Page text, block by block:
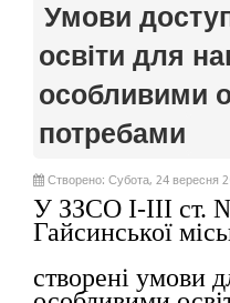
Умови
освіти для
особливими
потребами
Створено: Субота, 24 вересня
У ЗЗСО І-ІІІ ст.
Гайсинської
створені умови